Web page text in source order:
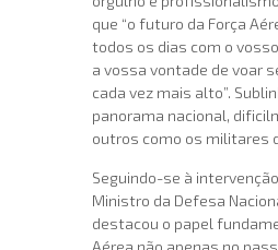
que “o futuro da Força
todos os dias com o
a vossa vontade de voar
cada vez mais alto”.
panorama nacional,
outros como os militares
Seguindo-se à
Ministro da Defesa
destacou o papel
Aérea não apenas no